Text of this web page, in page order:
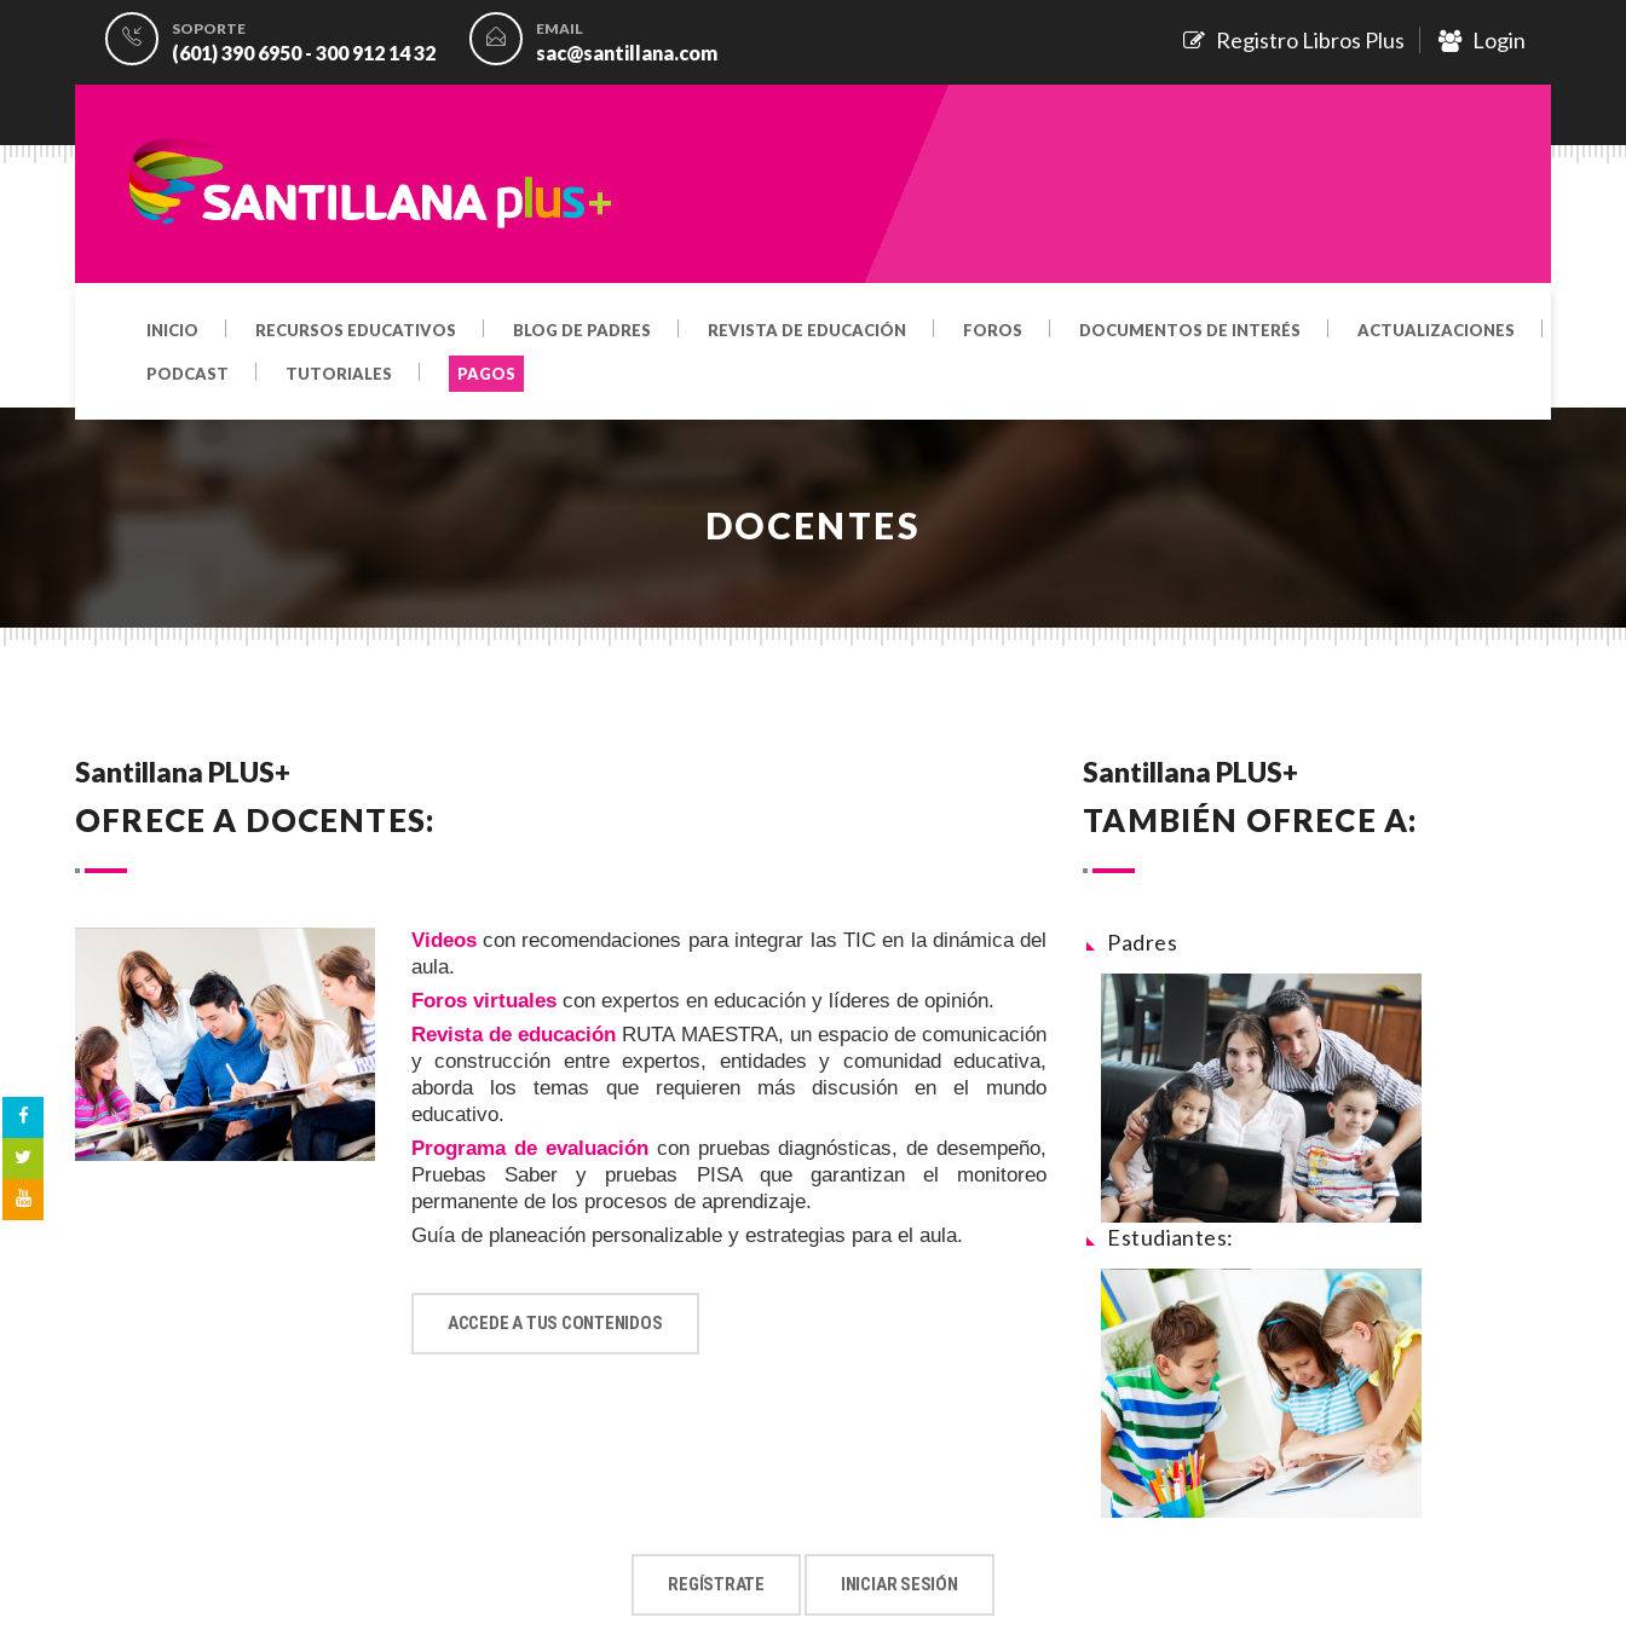
Registro Libros Plus Login
SOPORTE
(601) 390 6950 - 300 912 14 32
EMAIL
sac@santillana.com
INICIO RECURSOS EDUCATIVOS BLOG DE PADRES REVISTA DE EDUCACIÓN FOROS DOCUMENTOS DE INTERÉS ACTUALIZACIONES
PODCAST TUTORIALES PAGOS
DOCENTES
Santillana PLUS+
OFRECE A DOCENTES:
Videoscon recomendaciones para integrar las TIC en la dinámica del
aula.
Foros virtualescon expertos en educación y líderes de opinión.
Revista de educación RUTA MAESTRA, un espacio de comunicación
y construcción entre expertos, entidades y comunidad educativa,
aborda los temas que requieren más discusión en el mundo
educativo.
Programa de evaluacióncon pruebas diagnósticas, de desempeño,
Pruebas Saber y pruebas PISA que garantizan el monitoreo
permanente de los procesos de aprendizaje.
Guía de planeación personalizable y estrategias para el aula.
ACCEDE A TUS CONTENIDOS
Santillana PLUS+
TAMBIÉN OFRECE A:
Padres
Estudiantes:
REGÍSTRATE INICIAR SESIÓN